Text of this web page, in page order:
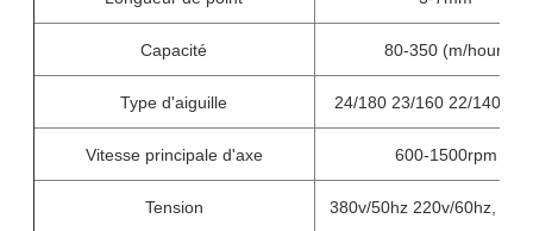
Capacité 80-350 (m/hour)
Type d'aiguille 24/180 23/160 22/140 21/
Vitesse principale d'axe 600-1500rpm
Tension 380v/50hz 220v/60hz,